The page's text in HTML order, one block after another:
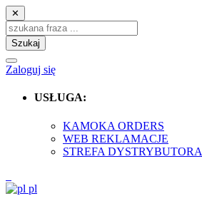
✕
Szukaj
Zaloguj się
USŁUGA:
KAMOKA ORDERS
WEB REKLAMACJE
STREFA DYSTRYBUTORA
pl